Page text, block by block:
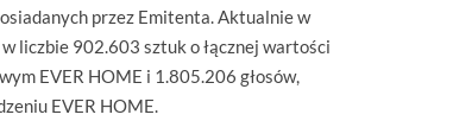
przez Emitenta. Aktualnie w
liczbie 902.603 sztuk o łącznej wartości
EVER HOME i 1.805.206 głosów,
EVER HOME.